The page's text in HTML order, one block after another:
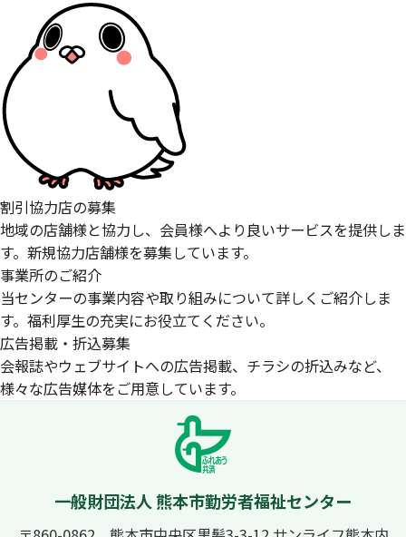
割引協力店の募集
地域の店舗様と協力し、会員様へより良いサービスを提供しま
す。新規協力店舗様を募集しています。
事業所のご紹介
当センターの事業内容や取り組みについて詳しくご紹介しま
す。福利厚生の充実にお役立てください。
広告掲載・折込募集
会報誌やウェブサイトへの広告掲載、チラシの折込みなど、
様々な広告媒体をご用意しています。
一般財団法人 熊本市勤労者福祉センター